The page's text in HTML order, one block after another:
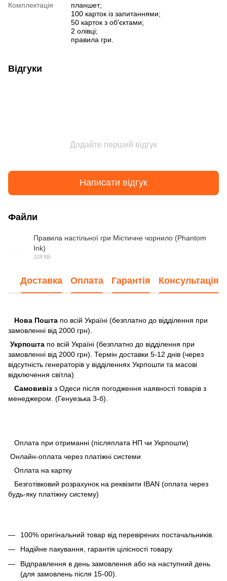
Комплектація
планшет;
100 карток із запитаннями;
50 карток з об'єктами;
2 олівці;
правила гри.
Відгуки
Додайте перший відгук
Написати відгук
Файли
Правила настільної гри Містичне чорнило (Phantom
Ink)
328 КБ
Доставка Оплата Гарантія Консультація
Нова Пошта по всій Україні (безплатно до відділення при
замовленні від 2000 грн).
Укрпошта по всій Україні (безплатно до відділення при
замовленні від 2000 грн). Термін доставки 5-12 днів (через
відсутність генераторів у відділеннях Укрпошти та масові
відключення світла)
Самовивіз з Одеси після погодження наявності товарів з
менеджером. (Генуезька 3-б).
Оплата при отриманні (післяплата НП чи Укрпошти)
Онлайн-оплата через платіжні системи
Оплата на картку
Безготівковий розрахунок на реквізити IBAN (оплата через
будь-яку платіжну систему)
100% оригінальний товар від перевірених постачальників.
Надійне пакування, гарантія цілісності товару.
Відправлення в день замовлення або на наступний день
(для замовлень після 15-00).